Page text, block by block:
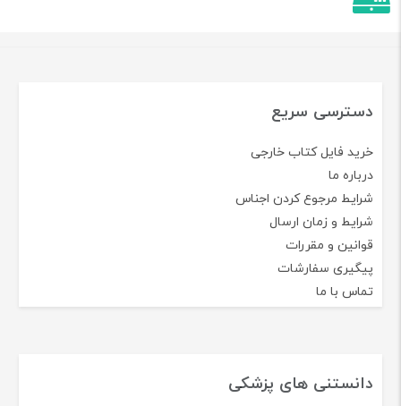
دسترسی سریع
خرید فایل کتاب خارجی
درباره ما
شرایط مرجوع کردن اجناس
شرایط و زمان ارسال
قوانین و مقررات
پیگیری سفارشات
تماس با ما
دانستنی های پزشکی